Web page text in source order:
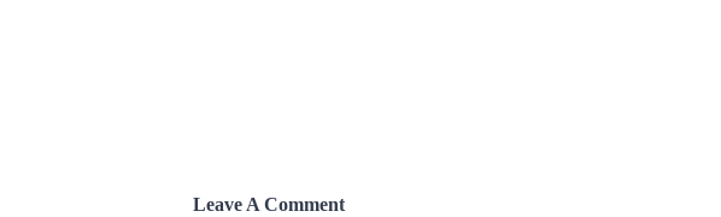
Leave A Comment